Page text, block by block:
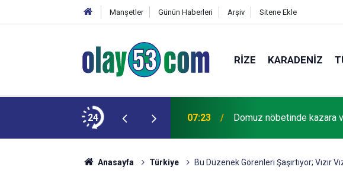
Manşetler Günün Haberleri Arşiv Sitene Ekle
RIZE KARADENIZ
24 07:23 Domuz nöbetinde kazara
Anasayfa Türkiye Bu Düzenek Görenleri Şaşırtıyor; Vızır